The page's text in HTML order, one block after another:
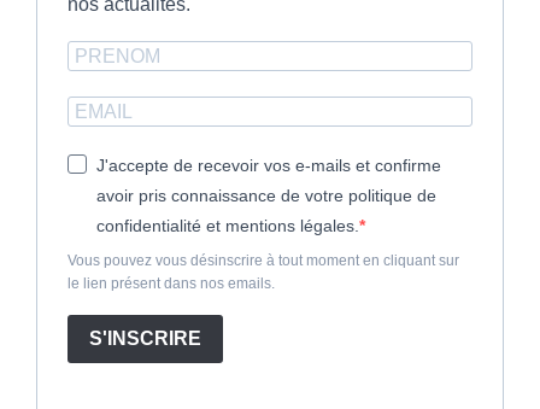
J'accepte de recevoir vos e-mails et confirme
avoir pris connaissance de votre politique de
confidentialité et mentions légales.
Vous pouvez vous désinscrire à tout moment en cliquant sur
le lien présent dans nos emails.
S'INSCRIRE